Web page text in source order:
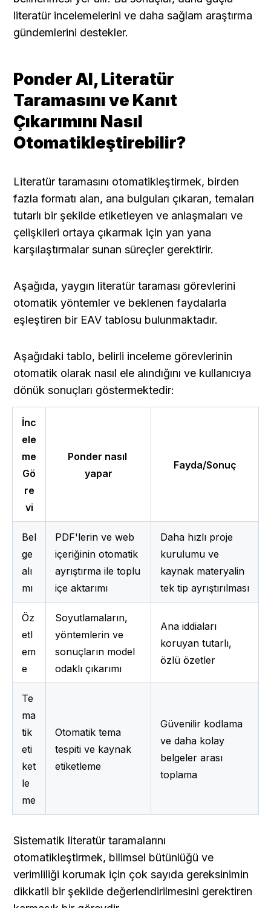
literatür incelemelerini ve daha sağlam araştırma
gündemlerini destekler.
Ponder AI, Literatür
Taramasını ve Kanıt
Çıkarımını Nasıl
Otomatikleştirebilir?
Literatür taramasını otomatikleştirmek, birden
fazla formatı alan, ana bulguları çıkaran, temaları
tutarlı bir şekilde etiketleyen ve anlaşmaları ve
çelişkileri ortaya çıkarmak için yan yana
karşılaştırmalar sunan süreçler gerektirir.
Aşağıda, yaygın literatür taraması görevlerini
otomatik yöntemler ve beklenen faydalarla
eşleştiren bir EAV tablosu bulunmaktadır.
Aşağıdaki tablo, belirli inceleme görevlerinin
otomatik olarak nasıl ele alındığını ve kullanıcıya
dönük sonuçları göstermektedir:
İnc
ele
me
Gö
re
vi
Ponder nasıl
yapar
Fayda/Sonuç
Bel
ge
alı
mı
PDF'lerin ve web
içeriğinin otomatik
ayrıştırma ile toplu
içe aktarımı
Daha hızlı proje
kurulumu ve
kaynak materyalin
tek tip ayrıştırılması
Öz
etl
em
e
Soyutlamaların,
yöntemlerin ve
sonuçların model
odaklı çıkarımı
Ana iddiaları
koruyan tutarlı,
özlü özetler
Te
ma
tik
eti
ket
le
me
Otomatik tema
tespiti ve kaynak
etiketleme
Güvenilir kodlama
ve daha kolay
belgeler arası
toplama
Sistematik literatür taramalarını
otomatikleştirmek, bilimsel bütünlüğü ve
verimliliği korumak için çok sayıda gereksinimin
dikkatli bir şekilde değerlendirilmesini gerektiren